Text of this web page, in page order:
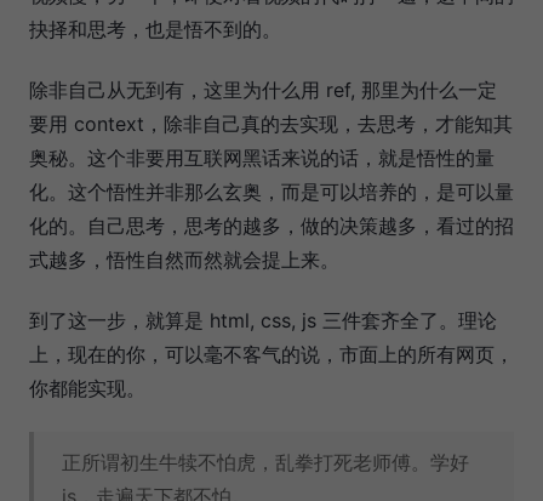
抉择和思考，也是悟不到的。
除非自己从无到有，这里为什么用 ref, 那里为什么一定
要用 context，除非自己真的去实现，去思考，才能知其
奥秘。这个非要用互联网黑话来说的话，就是悟性的量
化。这个悟性并非那么玄奥，而是可以培养的，是可以量
化的。自己思考，思考的越多，做的决策越多，看过的招
式越多，悟性自然而然就会提上来。
到了这一步，就算是 html, css, js 三件套齐全了。理论
上，现在的你，可以毫不客气的说，市面上的所有网页，
你都能实现。
正所谓初生牛犊不怕虎，乱拳打死老师傅。学好
js，走遍天下都不怕。